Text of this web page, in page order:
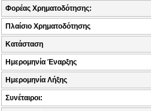
Φορέας Χρηματοδότησης:
Πλαίσιο Χρηματοδότησης
Κατάσταση
Ημερομηνία Έναρξης
Ημερομηνία Λήξης
Συνέταιροι: